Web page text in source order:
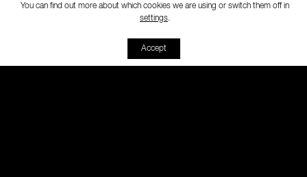
Ràdio Maconda - [Interior
You can find out more about which cookies we are using or switch them off in
settings.
Accept